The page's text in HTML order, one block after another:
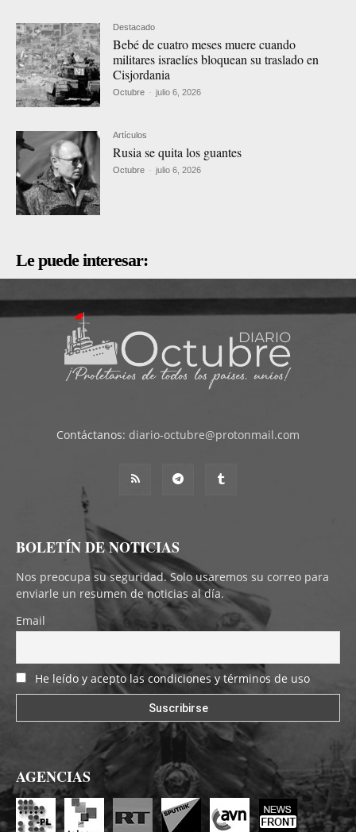
Destacado
Bebé de cuatro meses muere cuando
militares israelíes bloquean su traslado en
Cisjordania
Octubre - julio 6, 2026
Artículos
Rusia se quita los guantes
Octubre - julio 6, 2026
Le puede interesar:
Contáctanos: diario-octubre@protonmail.com
BOLETÍN DE NOTICIAS
Nos preocupa su seguridad. Solo usaremos su correo para
enviarle un resumen de noticias al día.
Email
He leído y acepto las condiciones y términos de uso
AGENCIAS